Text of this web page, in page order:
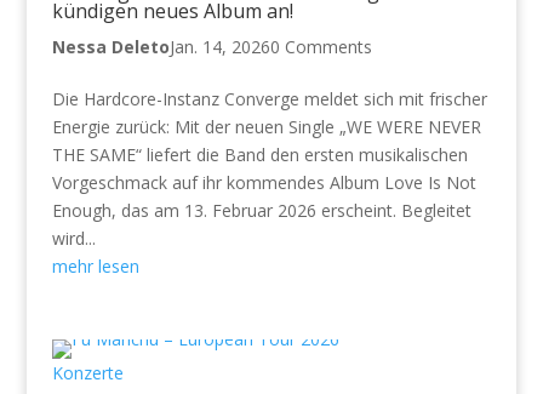
kündigen neues Album an!
Nessa DeletoJan. 14, 20260 Comments
Die Hardcore-Instanz Converge meldet sich mit frischer
Energie zurück: Mit der neuen Single „WE WERE NEVER
THE SAME“ liefert die Band den ersten musikalischen
Vorgeschmack auf ihr kommendes Album Love Is Not
Enough, das am 13. Februar 2026 erscheint. Begleitet
wird...
mehr lesen
Konzerte